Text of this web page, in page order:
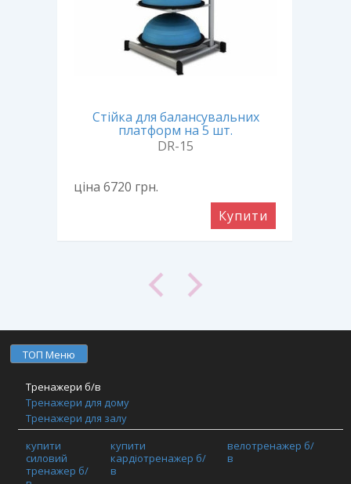
Стійка для балансувальних
платформ на 5 шт.
DR-15
ціна 6720 грн.
Купити
ТОП Меню
Тренажери б/в
Тренажери для дому
Тренажери для залу
Фітнес обладнання
TRX / Функціональний тренінг / Кросфіт
Шафи та спортивні покриття
купити
силовий
тренажер б/
купити
кардіотренажер б/
в
велотренажер б/
в